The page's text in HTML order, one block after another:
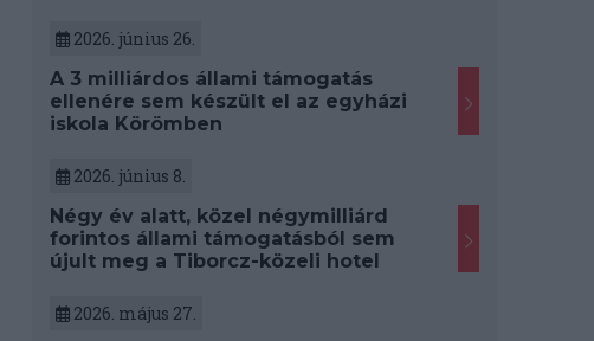
2026. június 26.
A 3 milliárdos állami támogatás
ellenére sem készült el az egyházi
iskola Körömben
2026. június 8.
Négy év alatt, közel négymilliárd
forintos állami támogatásból sem
újult meg a Tiborcz-közeli hotel
2026. május 27.